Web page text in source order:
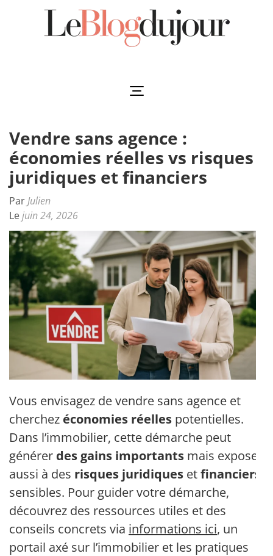
Vendre sans agence :
économies réelles vs risques
juridiques et financiers
ParJulien
Lejuin 24, 2026
Vous envisagez de vendre sans agence et
cherchez économies réelles potentielles.
Dans l’immobilier, cette démarche peut
générer des gains importants mais expose
aussi à des risques juridiques etfinanciers
sensibles. Pour guider votre démarche,
découvrez des ressources utiles et des
conseils concrets via informations ici, un
portail axé sur l’immobilier et les pratiques